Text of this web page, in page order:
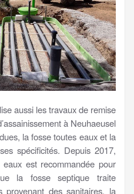
aussi les travaux de remise
à Neuhaeusel
la fosse toutes eaux et la
spécificités. Depuis 2017,
eaux est recommandée pour
la fosse septique traite
provenant des sanitaires, la